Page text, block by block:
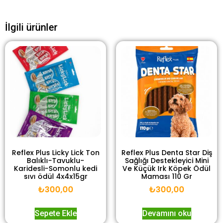
İlgili ürünler
Reflex Plus Licky Lick Ton
Balıklı-Tavuklu-
Karidesli-Somonlu kedi
sıvı ödül 4x4x15gr
₺300,00
Sepete Ekle
Reflex Plus Denta Star Diş
Sağlığı Destekleyici Mini
Ve Küçük Irk Köpek Ödül
Maması 110 Gr
₺300,00
Devamını oku